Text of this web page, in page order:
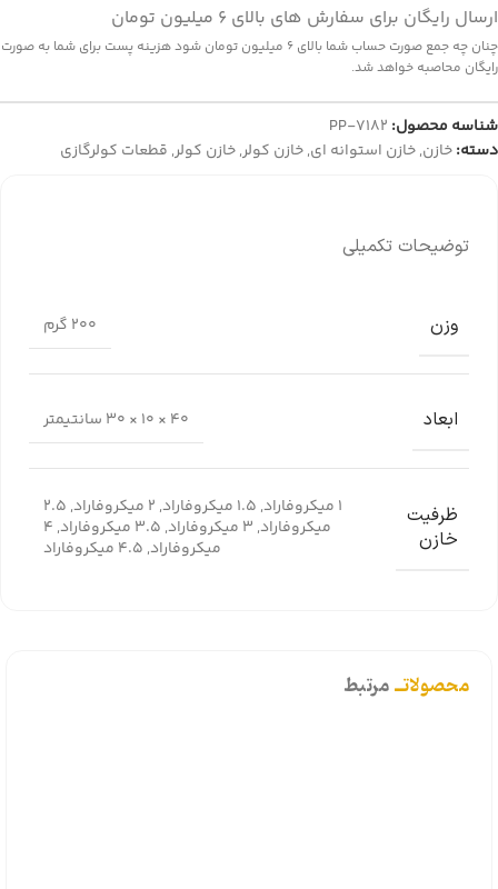
ارسال رایگان برای سفارش های بالای 6 میلیون تومان
چنان چه جمع صورت حساب شما بالای 6 میلیون تومان شود هزینه پست برای شما به صورت
رایگان محاصبه خواهد شد.
شناسه محصول: PP-7182
دسته:خازن,خازن استوانه ای,خازن کولر,خازن کولر, قطعات کولرگازی
توضیحات تکمیلی
وزن 200 گرم
ابعاد 40 × 10 × 30 سانتیمتر
ظرفیت
خازن
1 میکروفاراد , 1.5 میکروفاراد , 2 میکروفاراد ,
2.5
میکروفاراد, 3 میکروفاراد , 3.5 میکروفاراد ,
4
میکروفاراد, 4.5 میکروفاراد
محصولاتــمرتبط